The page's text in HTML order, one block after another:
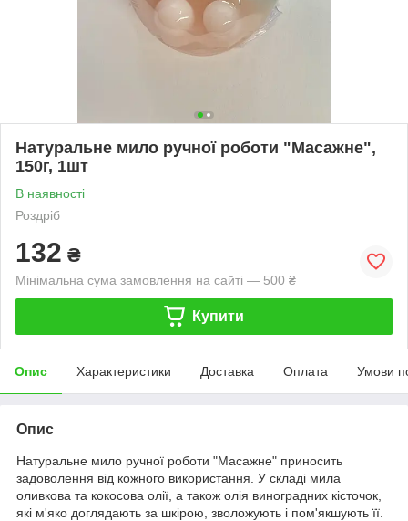
Натуральне мило ручної роботи "Масажне",
150г, 1шт
В наявності
Роздріб
132 ₴
Мінімальна сума замовлення на сайті — 500 ₴
Купити
Опис Характеристики Доставка Оплата Умови
Опис
Натуральне мило ручної роботи "Масажне" приносить
задоволення від кожного використання. У складі мила
оливкова та кокосова олії, а також олія виноградних кісточок,
які м'яко доглядають за шкірою, зволожують і пом'якшують її.